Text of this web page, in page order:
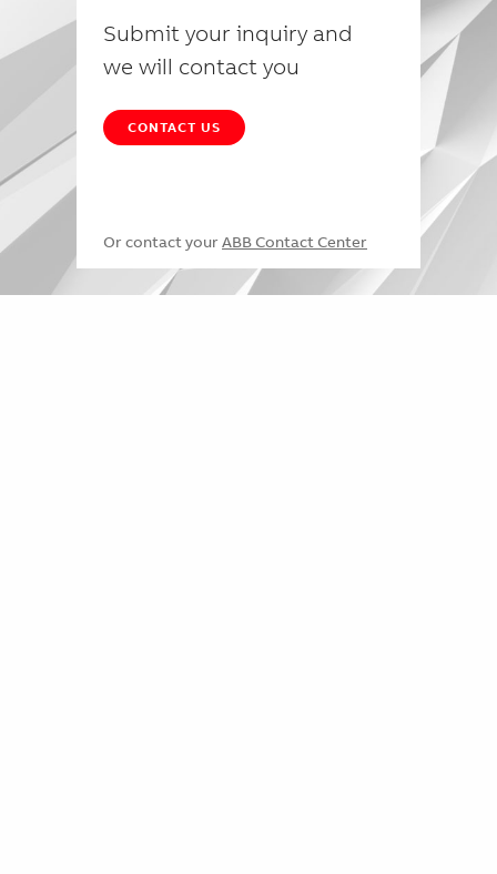
Submit your inquiry and
we will contact you
CONTACT US
Or contact your ABB Contact Center